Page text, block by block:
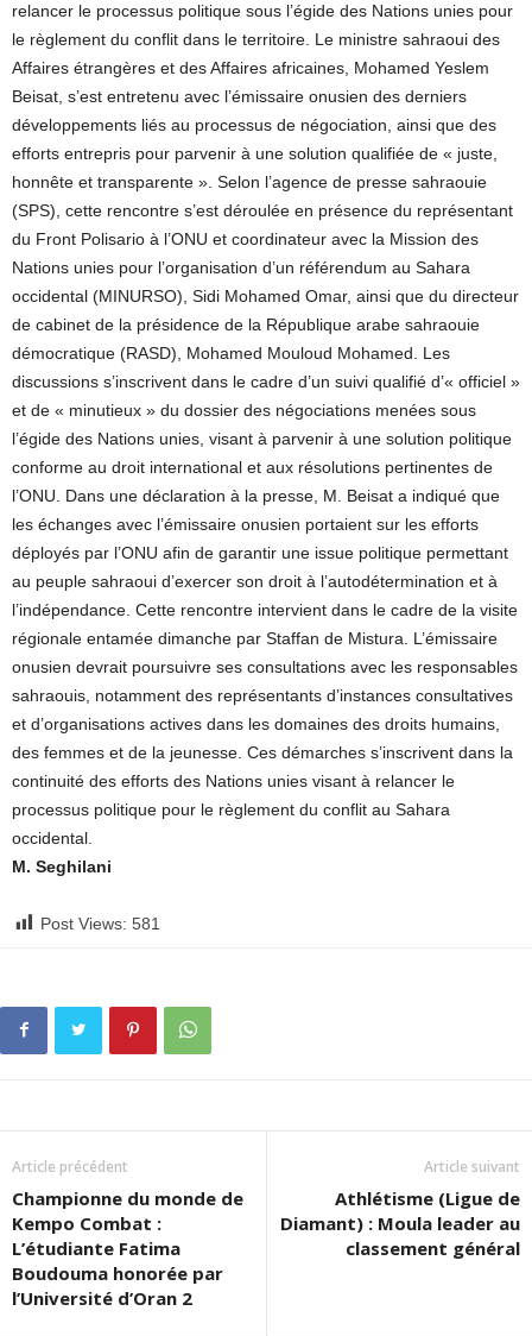
relancer le processus politique sous l’égide des Nations unies pour
le règlement du conflit dans le territoire. Le ministre sahraoui des
Affaires étrangères et des Affaires africaines, Mohamed Yeslem
Beisat, s’est entretenu avec l’émissaire onusien des derniers
développements liés au processus de négociation, ainsi que des
efforts entrepris pour parvenir à une solution qualifiée de « juste,
honnête et transparente ». Selon l’agence de presse sahraouie
(SPS), cette rencontre s’est déroulée en présence du représentant
du Front Polisario à l’ONU et coordinateur avec la Mission des
Nations unies pour l’organisation d’un référendum au Sahara
occidental (MINURSO), Sidi Mohamed Omar, ainsi que du directeur
de cabinet de la présidence de la République arabe sahraouie
démocratique (RASD), Mohamed Mouloud Mohamed. Les
discussions s’inscrivent dans le cadre d’un suivi qualifié d’« officiel »
et de « minutieux » du dossier des négociations menées sous
l’égide des Nations unies, visant à parvenir à une solution politique
conforme au droit international et aux résolutions pertinentes de
l’ONU. Dans une déclaration à la presse, M. Beisat a indiqué que
les échanges avec l’émissaire onusien portaient sur les efforts
déployés par l’ONU afin de garantir une issue politique permettant
au peuple sahraoui d’exercer son droit à l’autodétermination et à
l’indépendance. Cette rencontre intervient dans le cadre de la visite
régionale entamée dimanche par Staffan de Mistura. L’émissaire
onusien devrait poursuivre ses consultations avec les responsables
sahraouis, notamment des représentants d’instances consultatives
et d’organisations actives dans les domaines des droits humains,
des femmes et de la jeunesse. Ces démarches s’inscrivent dans la
continuité des efforts des Nations unies visant à relancer le
processus politique pour le règlement du conflit au Sahara
occidental.
M. Seghilani
Post Views: 581
Article précédent
Championne du monde de
Kempo Combat :
L’étudiante Fatima
Boudouma honorée par
l’Université d’Oran 2
Article suivant
Athlétisme (Ligue de
Diamant) : Moula leader au
classement général